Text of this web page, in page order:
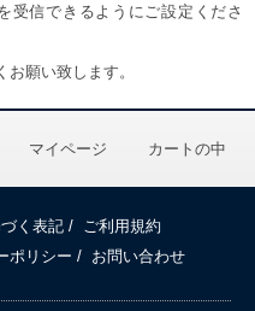
受信できるようにご設定くださ
願い致します。
マイページ カートの中
く表記 /
ご利用規約
ポリシー / お問い合わせ